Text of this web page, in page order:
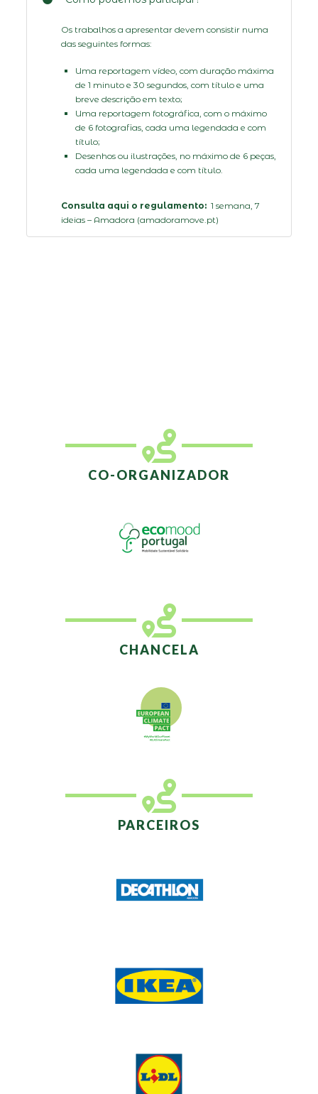
Os trabalhos a apresentar devem consistir numa
das seguintes formas:
Uma reportagem vídeo, com duração máxima
de 1 minuto e 30 segundos, com título e uma
breve descrição em texto;
Uma reportagem fotográfica, com o máximo
de 6 fotografias, cada uma legendada e com
título;
Desenhos ou ilustrações, no máximo de 6 peças,
cada uma legendada e com título.
Consulta aqui o regulamento: 1 semana, 7
ideias – Amadora (amadoramove.pt)
CO-ORGANIZADOR
CHANCELA
PARCEIROS